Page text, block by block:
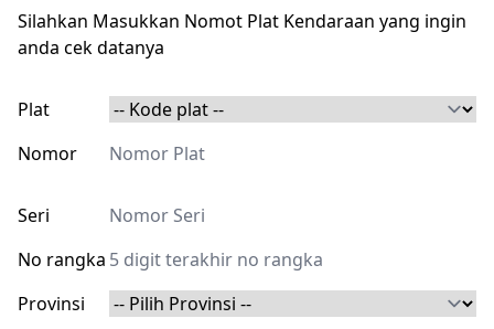
Silahkan Masukkan Nomot Plat Kendaraan yang ingin
anda cek datanya
Plat
Nomor
Seri
No rangka
Provinsi